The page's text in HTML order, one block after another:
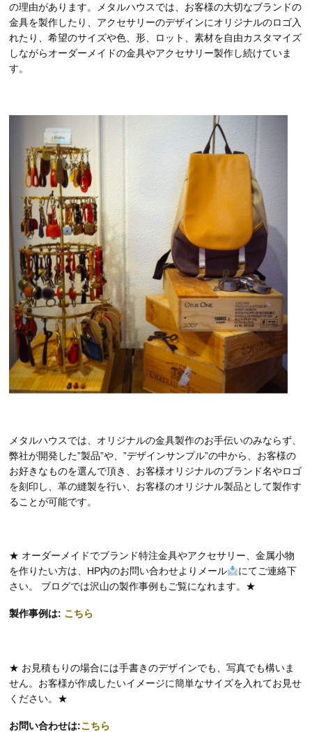
の理由があります。メタルハウスでは、お客様の大切なブランドの
金具を製作したり、アクセサリーのデザインにオリジナルのロゴ入
れたり、希望のサイズや色、形、ロット、素材を自由カスタマイズ
しながらオーダーメイドの金具やアクセサリー製作し続けていま
す。
メタルハウスでは、オリジナルの金具製作のお手伝いのみならず、
弊社が開発した”製品”や、”デザインサンプル”の中から、お客様の
お好きなものを選んで頂き、お客様オリジナルのブランド名やロゴ
を刻印し、革の縫製を行い、お客様のオリジナル製品として製作す
ることが可能です。
★ オーダーメイドでブランド特注金具やアクセサリー、金属小物
を作りたい方は、HP内のお問い合わせよりメール
にてご連絡下
さい。 ブログでは沢山の製作事例もご覧になれます。★
製作事例は: こちら
★ お見積もりの場合には手書きのデザインでも、写真でも構いま
せん。お客様が作成したいイメージに簡単なサイズを入れてお見せ
ください。★
お問い合わせは:こちら